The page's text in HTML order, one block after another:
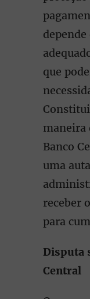
que
maneira
Banco
uma
receber
para
Disputa
Central